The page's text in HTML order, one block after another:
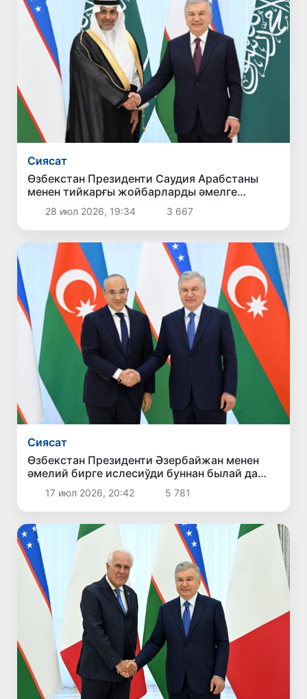
Сиясат
Өзбекстан Президенти Саудия Арабстаны
менен тийкарғы жойбарларды әмелге
асырыў мәселелерин додалады
28 июл 2026, 19:34 3 667
Сиясат
Өзбекстан Президенти Әзербайжан менен
әмелий бирге ислесиўди буннан былай да
кеңейтиў зәрүр екенлигин атап өтти
17 июл 2026, 20:42 5 781